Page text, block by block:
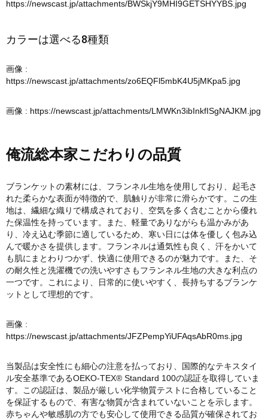
https://newscast.jp/attachments/BWSkjY9MHI9GETSHYYBS.jpg
カラーは選べる8種類
画像 :
https://newscast.jp/attachments/zo6EQFl5mbK4U5jMKpa5.jpg
画像 : https://newscast.jp/attachments/LMWKn3ibInkfISgNAJKM.jpg
俺流総本家こだわりの品質
ブランケットの素材には、フランネル生地を使用しており、起毛さ
れた柔らかな表面が特徴的で、肌触りが非常に滑らかです。この生
地は、繊細な織りで構成されており、空気を多く含むことから優れ
た保温性を持っています。また、軽量でありながらも温かみがあ
り、冷え込む季節に適しているため、寒い日には体を優しく包み込
んで暖かさを提供します。フランネルは通気性も良く、汗をかいて
も肌にまとわりつかず、快適に使用できるのが魅力です。また、そ
の耐久性と洗濯機での洗いやすさもフランネル生地の大きな利点の
一つです。これにより、日常的に使いやすく、長持ちするブランケ
ットとして理想的です。
画像 :
https://newscast.jp/attachments/JFZPempYiUFAqsAbR0ms.jpg
当製品は安全性にも細心の注意を払っており、国際的なテキスタイ
ル安全基準であるOEKO-TEX® Standard 100の認証を取得していま
す。この認証は、製品が厳しい化学物質テストに合格していること
を保証するもので、有害な物質が含まれていないことを示します。
赤ちゃんや敏感肌の方でも安心して使用できる品質が確保されてお